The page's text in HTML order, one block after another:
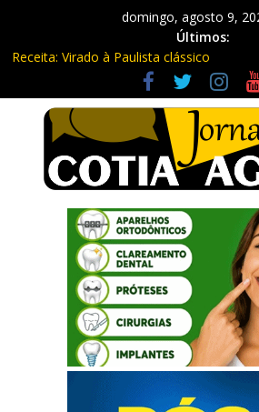
domingo, agosto 9,
Últimos:
Receita: Virado à Paulista clássico
Ladrão de farmácia e procurado por
Vargem Grande Paulista
Cine Sustentável traz cinema ao ar livre e
para Vargem Grande
WhatsApp vai parar de funcionar em
setembro
São Roque